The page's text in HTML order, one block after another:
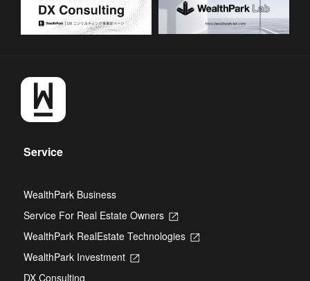
Service
WealthPark Business
Service For Real Estate Owners
Opens
a
WealthPark RealEstate Technologies
Opens
WealthPark Investment
Opens
DX Consulting